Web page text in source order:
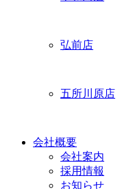
弘前店
五所川原店
会社概要
会社案内
採用情報
お知らせ